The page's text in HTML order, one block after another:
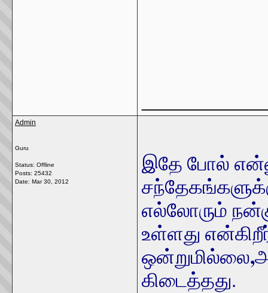
Admin
Guru
Status: Offline
Posts: 25432
Date: Mar 30, 2012
இதே போல்
எல்லோரும்
உள்ளது
ஒன்றுமில்லை,
கிடைத்தது.